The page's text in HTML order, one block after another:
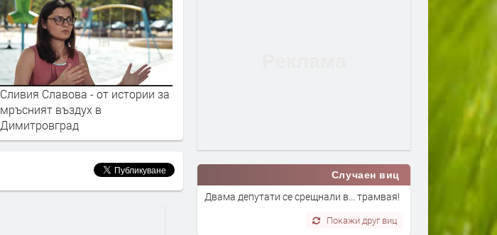
Ивелина Вълчева - от истории
за мръсният въздух в
Димитровград
Какво дишаме? Ето
Случаен виц
Двама депутати се срещнали в... трамвая!
Покажи друг виц